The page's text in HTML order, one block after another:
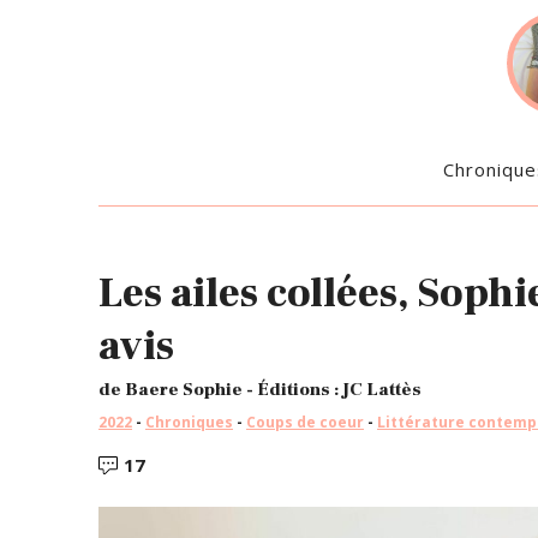
Les ailes collées,
avis
de Baere Sophie - Éditions : JC Lattès
2022 - Chroniques - Coups de coeur - Littérature
17Commentaires